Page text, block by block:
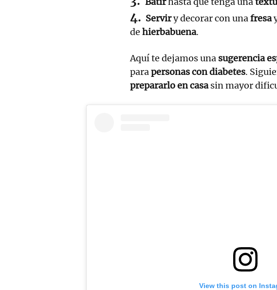
Serviry decorar con unafresa
de hierbabuena.
Aquí te dejamos una sugerencia
parapersonas con diabetes.
prepararlo en casasin mayor
View this post on